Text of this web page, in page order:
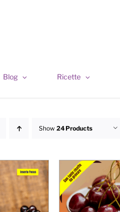
Blog Ricette
Show 24 Products